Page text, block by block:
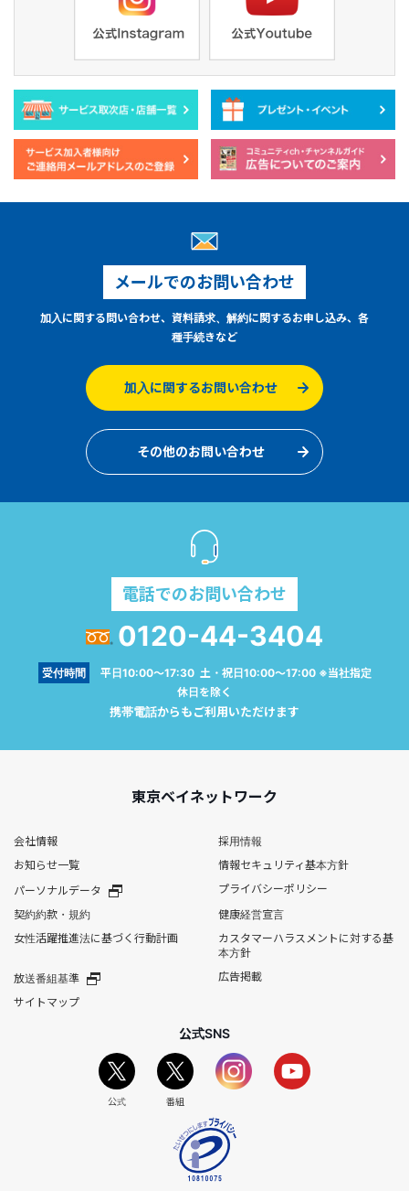
メールでのお問い合わせ
加入に関する問い合わせ、資料請求、解約に関するお申し込み、各
種手続きなど
加入に関するお問い合わせ
その他のお問い合わせ
電話でのお問い合わせ
0120-44-3404
受付時間
平日10:00～17:30 土・祝日10:00～17:00 ※当社指定
休日を除く
携帯電話からもご利用いただけます
東京ベイネットワーク
会社情報
採用情報
お知らせ一覧
情報セキュリティ基本方針
パーソナルデータ
プライバシーポリシー
契約約款・規約
健康経営宣言
女性活躍推進法に基づく行動計画
カスタマーハラスメントに対する基
本方針
放送番組基準
広告掲載
サイトマップ
公式SNS
公式 番組